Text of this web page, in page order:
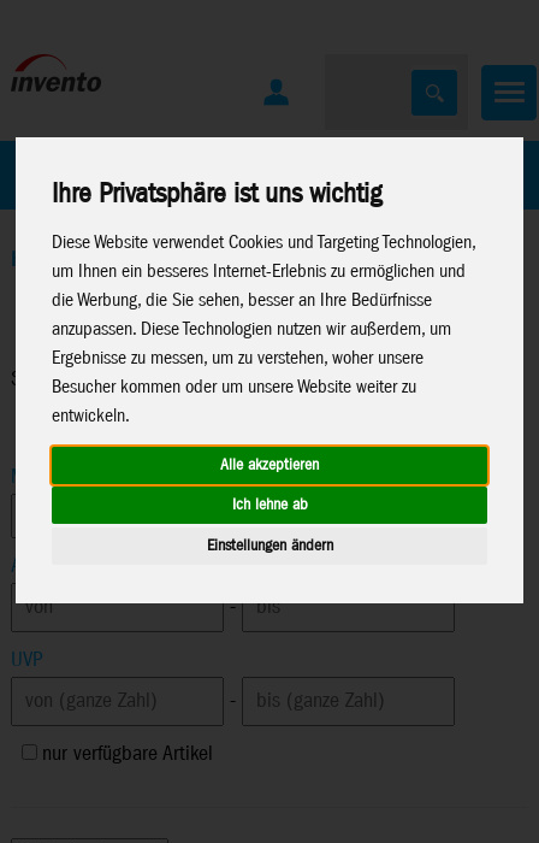
Ihre Privatsphäre ist uns wichtig
Diese Website verwendet Cookies und Targeting Technologien,
um Ihnen ein besseres Internet-Erlebnis zu ermöglichen und
die Werbung, die Sie sehen, besser an Ihre Bedürfnisse
anzupassen. Diese Technologien nutzen wir außerdem, um
Ergebnisse zu messen, um zu verstehen, woher unsere
Besucher kommen oder um unsere Website weiter zu
entwickeln.
Alle akzeptieren
Ich lehne ab
Einstellungen ändern
Home > Windspiele>Spin Critter
Spin Critter
Marke
Altersempfehlung
-
UVP
-
nur verfügbare Artikel